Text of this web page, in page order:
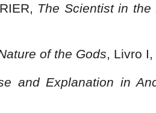
The Scientist in
of the Gods, Livro
and Explanation in